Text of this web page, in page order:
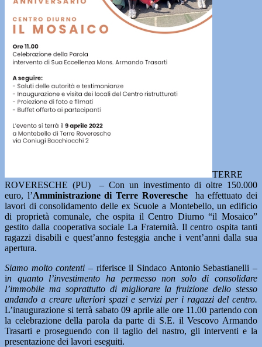
TERRE
ROVERESCHE (PU) – Con un investimento di oltre 150.000
euro, l’Amministrazione di Terre Roverescheha effettuato dei
lavori di consolidamento delle ex Scuole a Montebello, un edificio
di proprietà comunale, che ospita il Centro Diurno “il Mosaico”
gestito dalla cooperativa sociale La Fraternità. Il centro ospita tanti
ragazzi disabili e quest’anno festeggia anche i vent’anni dalla sua
apertura.
Siamo molto contenti – riferisce il Sindaco Antonio Sebastianelli –
in quanto l’investimento ha permesso non solo di consolidare
l’immobile ma soprattutto di migliorare la fruizione dello stesso
andando a creare ulteriori spazi e servizi per i ragazzi del centro.
L’inaugurazione si terrà sabato 09 aprile alle ore 11.00 partendo con
la celebrazione della parola da parte di S.E. il Vescovo Armando
Trasarti e proseguendo con il taglio del nastro, gli interventi e la
presentazione dei lavori eseguiti.